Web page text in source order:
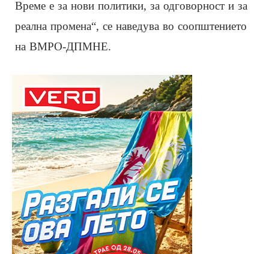
Време е за нови политики, за одговорност и за
реална промена“, се наведува во соопштението
на ВМРО-ДПМНЕ.